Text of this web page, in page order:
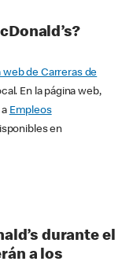
web de Carreras de
En la página web,
Empleos
en
durante el
a los